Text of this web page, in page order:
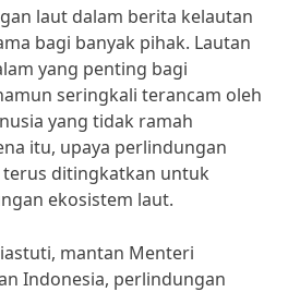
laut dalam berita kelautan
bagi banyak pihak. Lautan
yang penting bagi
seringkali terancam oleh
yang tidak ramah
itu, upaya perlindungan
ditingkatkan untuk
ekosistem laut.
mantan Menteri
Indonesia, perlindungan